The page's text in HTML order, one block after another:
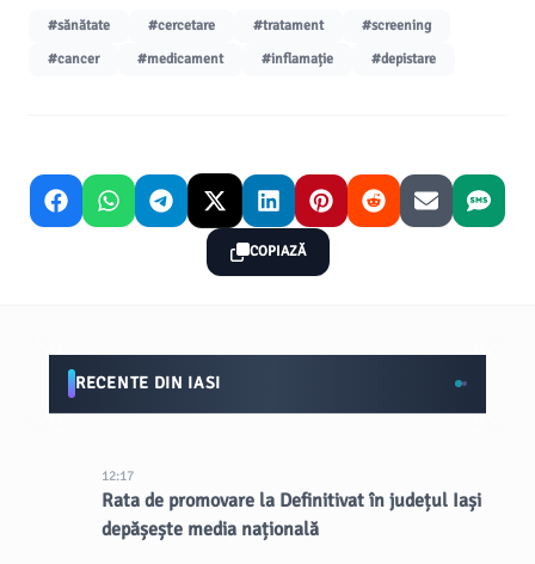
#sănătate #cercetare #tratament
#screening
#cancer
#medicament #inflamație #depistare
COPIAZĂ
RECENTE DIN IASI
12:17
Rata de promovare la Definitivat în județul Iași
depășește media națională